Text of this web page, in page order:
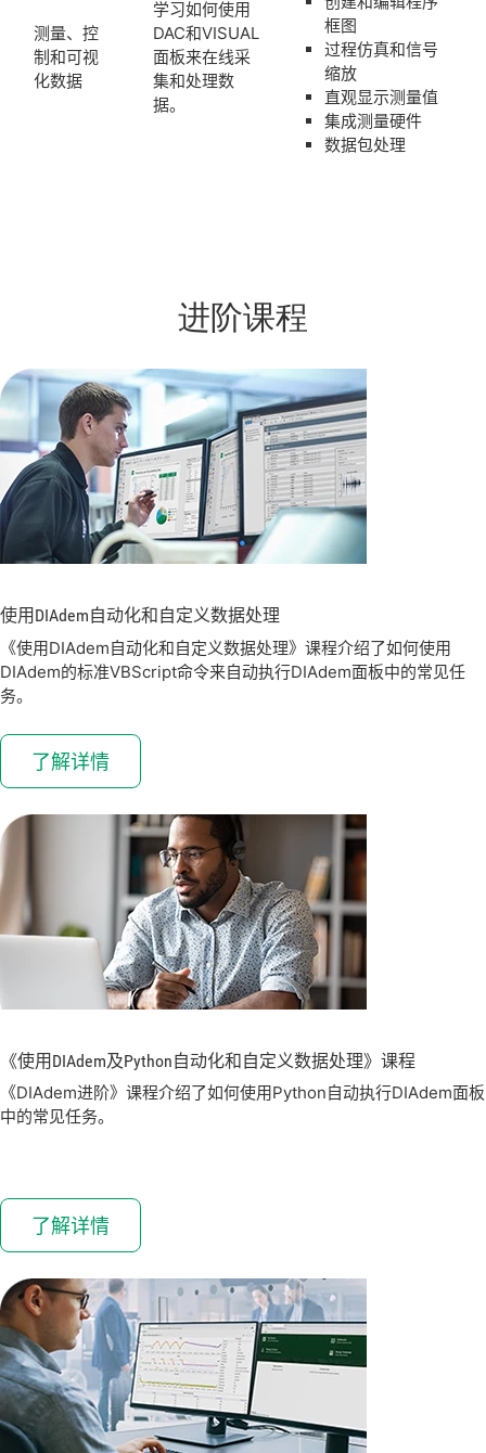
测量、控
制和可视
化数据
学习如何使用
DAC和VISUAL
面板来在线采
集和处理数
据。
框图
过程仿真和信号
缩放
直观显示测量值
集成测量硬件
数据包处理
进阶课程
使用 DIAdem自动化和 自定义数据处理
《使用DIAdem自动化和自定义数据处理》课程介绍了如何使用
DIAdem的标准VBScript命令来自动执行DIAdem面板中的常见任
务。
了解详情
《使用 DIAdem及Python自动化和自定义数据处理》 课程
《DIAdem进阶》课程介绍了如何使用Python自动执行DIAdem面板
中的常见任务。
了解详情